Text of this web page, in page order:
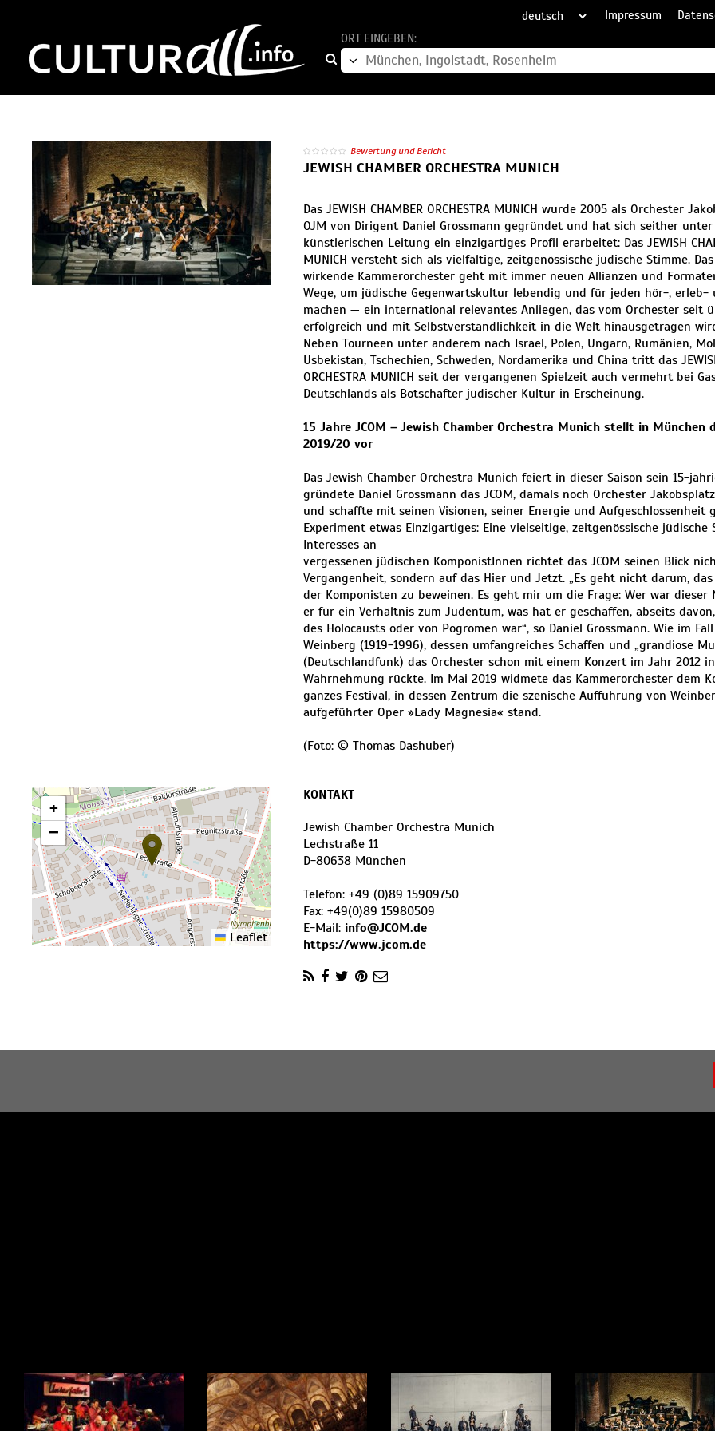
Impressum
ORT EINGEBEN:
Bewertung und Bericht
JEWISH CHAMBER ORCHESTRA MUNICH
Das JEWISH CHAMBER ORCHESTRA MUNICH wurde 2005 als Orchester
OJM von Dirigent Daniel Grossmann gegründet und hat sich seither
künstlerischen Leitung ein einzigartiges Profil erarbeitet: Das JEWISH
MUNICH versteht sich als vielfältige, zeitgenössische jüdische Stimme.
wirkende Kammerorchester geht mit immer neuen Allianzen und
Wege, um jüdische Gegenwartskultur lebendig und für jeden hör-, erleb-
machen — ein international relevantes Anliegen, das vom Orchester seit
erfolgreich und mit Selbstverständlichkeit in die Welt hinausgetragen
Neben Tourneen unter anderem nach Israel, Polen, Ungarn, Rumänien,
Usbekistan, Tschechien, Schweden, Nordamerika und China tritt das
ORCHESTRA MUNICH seit der vergangenen Spielzeit auch vermehrt bei
Deutschlands als Botschafter jüdischer Kultur in Erscheinung.
15 Jahre JCOM – Jewish Chamber Orchestra Munich stellt in München
2019/20 vor
Das Jewish Chamber Orchestra Munich feiert in dieser Saison sein 15-
gründete Daniel Grossmann das JCOM, damals noch Orchester
und schaffte mit seinen Visionen, seiner Energie und Aufgeschlossenheit
Experiment etwas Einzigartiges: Eine vielseitige, zeitgenössische jüdische
Interesses an
vergessenen jüdischen KomponistInnen richtet das JCOM seinen Blick
Vergangenheit, sondern auf das Hier und Jetzt. „Es geht nicht darum,
der Komponisten zu beweinen. Es geht mir um die Frage: Wer war dieser
er für ein Verhältnis zum Judentum, was hat er geschaffen, abseits
des Holocausts oder von Pogromen war“, so Daniel Grossmann. Wie im
Weinberg (1919-1996), dessen umfangreiches Schaffen und „grandiose
(Deutschlandfunk) das Orchester schon mit einem Konzert im Jahr 2012
Wahrnehmung rückte. Im Mai 2019 widmete das Kammerorchester dem
ganzes Festival, in dessen Zentrum die szenische Aufführung von
aufgeführter Oper »Lady Magnesia« stand.
(Foto: © Thomas Dashuber)
+
−
Leaflet
KONTAKT
Jewish Chamber Orchestra Munich
Lechstraße 11
D-80638 München
Telefon: +49 (0)89 15909750
Fax: +49(0)89 15980509
E-Mail: info@JCOM.de
https://www.jcom.de